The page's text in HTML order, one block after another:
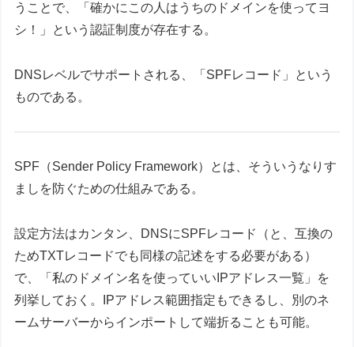
うことで、「確かにこの人はうちのドメインを使ってヨ
シ！」という認証制度が存在する。
DNSレベルでサポートされる、「SPFレコード」という
ものである。
SPF（Sender Policy Framework）とは、そういうなりす
ましを防ぐための仕組みである。
設定方法はカンタン、DNSにSPFレコード（と、互換の
ためTXTレコードでも同様の記述をする必要がある）
で、「私のドメイン名を使っていいIPアドレス一覧」を
列挙しておく。IPアドレス範囲指定もできるし、別のネ
ームサーバーからインポートして端折ることも可能。